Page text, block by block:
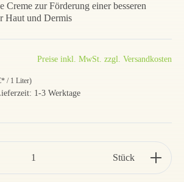
Creme zur Förderung einer besseren
Haut und Dermis
* / 1 Liter)
Preise inkl. MwSt. zzgl. Versandkosten
1-3 Werktage
Stück